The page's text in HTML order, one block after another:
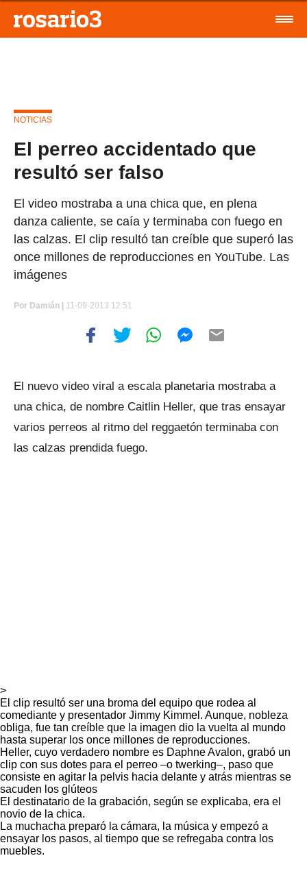
NOTICIAS
El perreo accidentado que
resultó ser falso
El video mostraba a una chica que, en plena
danza caliente, se caía y terminaba con fuego en
las calzas. El clip resultó tan creíble que superó las
once millones de reproducciones en YouTube. Las
imágenes
Por Damián | 11-09-2013 12:51
El nuevo video viral a escala planetaria mostraba a
una chica, de nombre Caitlin Heller, que tras ensayar
varios perreos al ritmo del reggaetón terminaba con
las calzas prendida fuego.
>
El clip resultó ser una broma del equipo que rodea al
comediante y presentador Jimmy Kimmel. Aunque, nobleza
obliga, fue tan creíble que la imagen dio la vuelta al mundo
hasta superar los once millones de reproducciones.
Heller, cuyo verdadero nombre es Daphne Avalon, grabó un
clip con sus dotes para el perreo –o twerking–, paso que
consiste en agitar la pelvis hacia delante y atrás mientras se
sacuden los glúteos
El destinatario de la grabación, según se explicaba, era el
novio de la chica.
La muchacha preparó la cámara, la música y empezó a
ensayar los pasos, al tiempo que se refregaba contra los
muebles.